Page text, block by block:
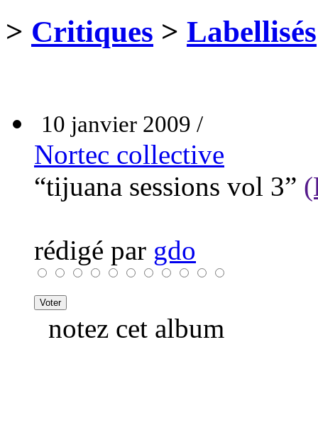
> Critiques > Labellisés
10 janvier 2009 /
Nortec collective
“tijuana sessions vol 3”
rédigé par gdo
notez cet album